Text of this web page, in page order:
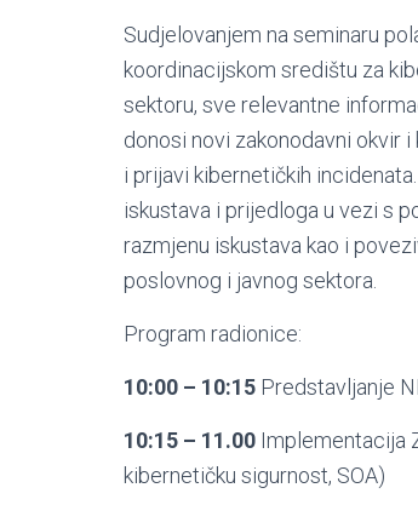
Sudjelovanjem na seminaru
koordinacijskom središtu za
sektoru, sve relevantne
donosi novi zakonodavni okvir
i prijavi kibernetičkih
iskustava i prijedloga u vezi s
razmjenu iskustava kao i
poslovnog i javnog sektora.
Program radionice:
10:00 – 10:15 Predstavljanje
10:15 – 11.00 Implementacija
kibernetičku sigurnost, SOA)